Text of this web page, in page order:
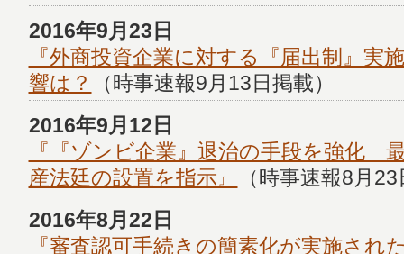
2016年9月23日
『外商投資企業に対する『届出制』
響は？
（時事速報9月13日掲載）
2016年9月12日
『『ゾンビ企業』退治の手段を強化
産法廷の設置を指示』
（時事速報8月
2016年8月22日
『審査認可手続きの簡素化が実施され